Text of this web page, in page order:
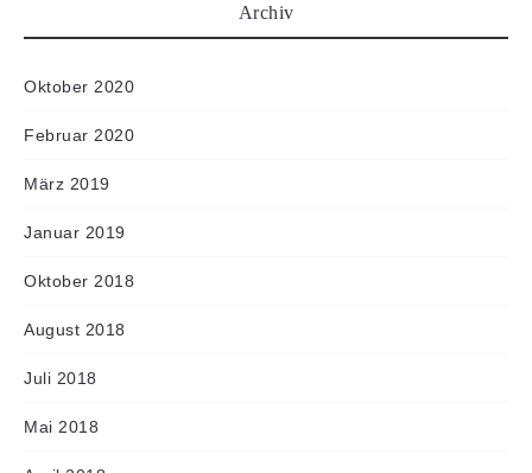
Archiv
Oktober 2020
Februar 2020
März 2019
Januar 2019
Oktober 2018
August 2018
Juli 2018
Mai 2018